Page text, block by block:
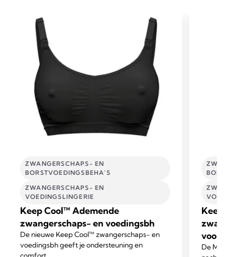
ZWANGERSCHAPS- EN
BORSTVOEDINGSBEHA'S
ZWANGERSCHAPS- EN
VOEDINGSLINGERIE​
Keep Cool™ Ademende
zwangerschaps- en voedingsbh
De nieuwe Keep Cool™ zwangerschaps- en
voedingsbh geeft je ondersteuning en
voor
De